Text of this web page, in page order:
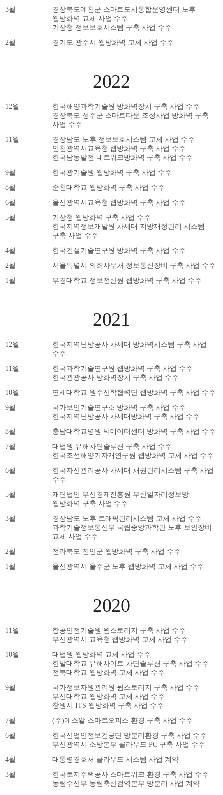
3월
경상북도예천군 스마트도시통합운영센터 노후
웹방화벽 교체 사업 수주
기상청 정보보호시스템 구축 사업 수주
2월
경기도 광주시 웹방화벽 교체 사업 수주
2022
12월
한국해양과학기술원 방화벽장치 구축 사업 수주
경상북도 성주군 스마트타운 조성사업 방화벽 구축
사업 수주
11월
경상남도 노후 정보보호시스템 교체 사업 수주
인천광역시교육청 웹방화벽 구축 사업 수주
한국남동발전 네트워크방화벽 구축 사업 수주
9월
한국광기술원 웹방화벽 구축 사업 수주
8월
순천대학교 웹방화벽 구축 사업 수주
6월
울산광역시교육청 웹방화벽 구축 사업 수주
5월
기상청 웹방화벽 구축 사업 수주
한국지역정보개발원 차세대 지방재정관리 시스템
구축 사업 수주
4월
한국건설기술연구원 방화벽 구축 사업 수주
2월
서울특별시 의회사무처 정보통신장비 구축 사업 수주
1월
부경대학교 정보전산원 웹방화벽 구축 사업 수주
2021
12월
한국지역난방공사 차세대 방화벽시스템 구축 사업
수주
11월
한국과학기술연구원 웹방화벽 구축 사업 수주
한국관광공사 방화벽장치 구축 사업 수주
10월
연세대학교 원주산학협력단 웹방화벽 구축 사업 수주
9월
국가보안기술연구소 방화벽 구축 사업 수주
한국지역난방공사 차세대방화벽 구축 사업 수주
8월
충남대학교병원 빅데이터센터 방화벽 구축 사업 수주
7월
대법원 유해차단솔루션 구축 사업 수주
한국조선해양기자재연구원 웹방화벽 교체 사업 수주
6월
한국자산관리공사 차세대 채권관리시스템 구축 사업
수주
5월
재단법인 부산경제진흥원 부산일자리정보망
웹방화벽 구축 사업 수주
3월
경상남도 노후 트래픽관리시스템 교체 사업 수주
과학기술정보통신부 국립중앙과학관 노후 보안장비
교체 사업 수주
2월
전라북도 진안군 웹방화벽 구축 사업 수주
1월
울산광역시 울주군 노후 웹방화벽 교체 사업 수주
2020
11월
항공안전기술원 웜스토리지 구축 사업 수주
부산광역시 교육청 웹방화벽 교체 사업 수주
10월
대법원 웹방화벽 교체 사업 수주
한밭대학교 유해사이트 차단솔루션 구축 사업 수주
전북대학교 웹방화벽 교체 사업 수주
9월
국가정보자원관리원 웜스토리지 구축 사업 수주
부산대학교 웹방화벽 교체 사업 수주
창원시 ITS 웹방화벽 구축 사업 수주
7월
(주)에스알 스마트오피스 환경 구축 사업 수주
6월
한국산업안전보건공단 망분리환경 구축 사업 수주
부산광역시 소방본부 클라우드 PC 구축 사업 수주
4월
대통령경호처 클라우드 시스템 사업 계약
3월
한국토지주택공사 스마트워크 환경 구축 사업 수주
농림수산부 농림축산검역본부 망분리 사업 계약